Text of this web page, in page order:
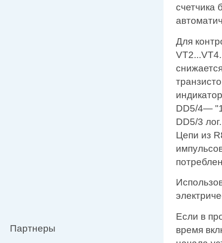
Партнеры
счетчика
Для
DD5/4—
DD5/3
Цепи из
Если в
время